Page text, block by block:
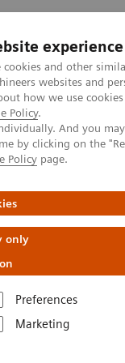
experience
cookies and other
websites and
how we use
Policy.
And you
by clicking on the
Policy page.
only
Preferences
Marketing
Edukacja i
realizacje
Healthineers
kurs